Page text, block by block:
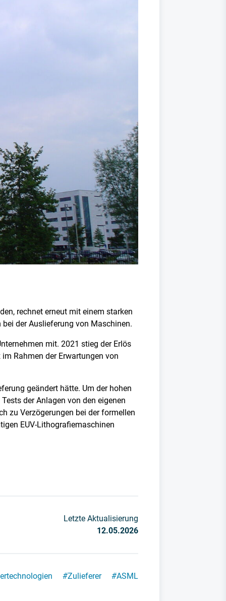
rechnet erneut mit einem starken
der Auslieferung von Maschinen.
mit. 2021 stieg der Erlös
Rahmen der Erwartungen von
geändert hätte. Um der hohen
der Anlagen von den eigenen
zu Verzögerungen bei der formellen
EUV-Lithografiemaschinen
Letzte Aktualisierung
12.05.2026
#Zulieferer #ASML